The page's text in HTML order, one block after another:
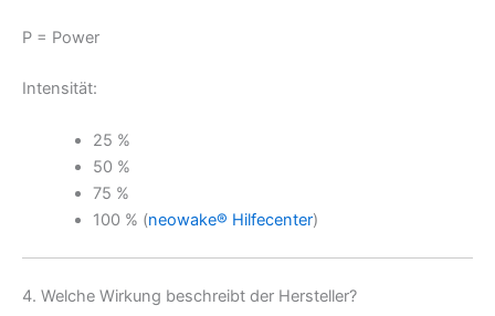
P = Power
Intensität:
25 %
50 %
75 %
100 % (neowake® Hilfecenter)
4. Welche Wirkung beschreibt der Hersteller?